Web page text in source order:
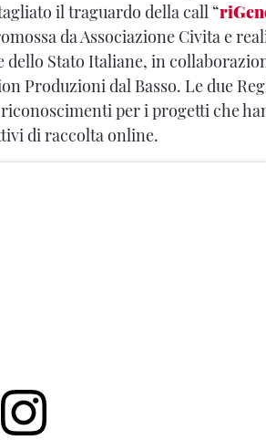
il traguardo della call “
da Associazione Civita e
Stato Italiane, in
Produzioni dal Basso. Le due
per i progetti che
di raccolta online.